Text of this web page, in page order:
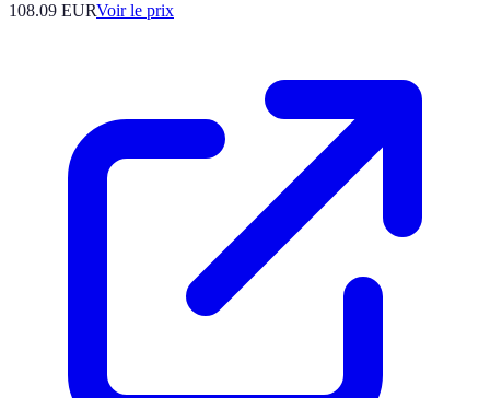
108.09 EURVoir le prix